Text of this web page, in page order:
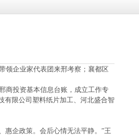
企业家代表团来邢考察；襄都区
投资基本信息台账，成立工作专
有限公司塑料纸片加工、河北盛合智
企政策。会后心情无法平静。”王